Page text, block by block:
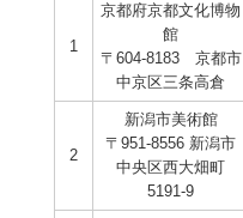
1
京都府京都文化博物
館
〒604-8183 京都市
中京区三条高倉
2
新潟市美術館
〒951-8556 新潟市
中央区西大畑町
5191-9